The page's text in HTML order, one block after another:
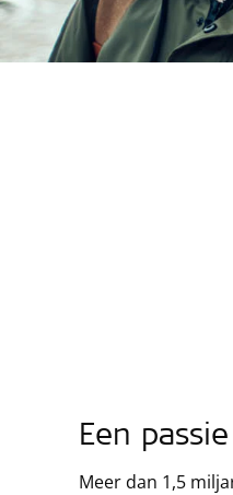
Een
Meer dan 1,5